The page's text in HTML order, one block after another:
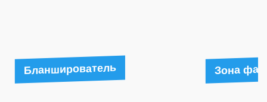
Бланширователь Зона